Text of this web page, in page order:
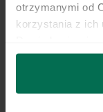
otrzymanymi od
korzystania z ich
można się z
przetwarzamy
prywatności.